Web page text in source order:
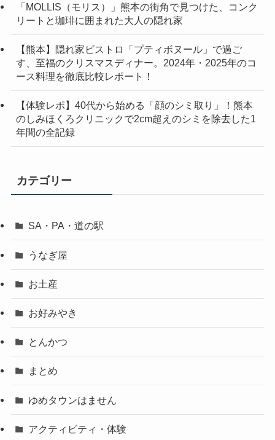
「MOLLIS（モリス）」熊本の街角で見つけた、コンク
リートと珈琲に囲まれた大人の隠れ家
【熊本】隠れ家ビストロ「プティボヌール」で過ご
す、至福のクリスマスディナー。2024年・2025年のコ
ース料理を徹底比較レポート！
【体験レポ】40代から始める「顔のシミ取り」！熊本
のしみほくろクリニックで2cm超えのシミを除去した1
年間の全記録
カテゴリー
SA・PA・道の駅
うなぎ屋
お土産
お好みやき
とんかつ
まとめ
ゆめタウンはません
アクティビティ・体験